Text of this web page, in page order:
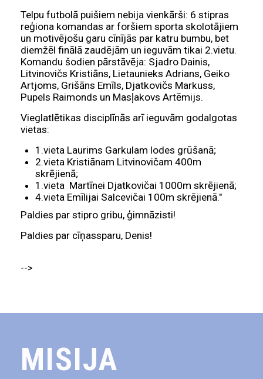
Telpu futbolā puišiem nebija vienkārši: 6 stipras
reģiona komandas ar foršiem sporta skolotājiem
un motivējošu garu cīnījās par katru bumbu, bet
diemžēl finālā zaudējām un ieguvām tikai 2.vietu.
Komandu šodien pārstāvēja: Sjadro Dainis,
Litvinovičs Kristiāns, Lietaunieks Adrians, Geiko
Artjoms, Grišāns Emīls, Djatkovičs Markuss,
Pupels Raimonds un Masļakovs Artēmijs.
Vieglatlētikas disciplīnās arī ieguvām godalgotas
vietas:
1.vieta Laurims Garkulam lodes grūšanā;
2.vieta Kristiānam Litvinovičam 400m
skrējienā;
1.vieta Martīnei Djatkovičai 1000m skrējienā;
4.vieta Emīlijai Salcevičai 100m skrējienā."
Paldies par stipro gribu, ģimnāzisti!
Paldies par cīņassparu, Denis!
-->
MISIJA